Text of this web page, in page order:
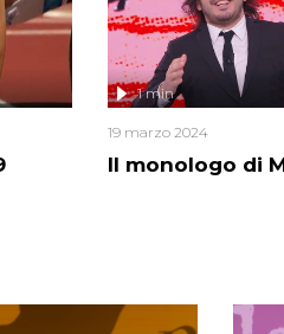
Il monologo di
1 min
19 marzo 2024